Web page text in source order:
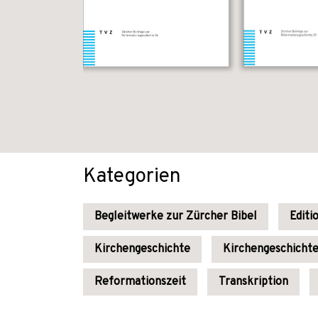
Kategorien
Begleitwerke zur Zürcher Bibel
Kirchengeschichte
Reformationszeit Transkription